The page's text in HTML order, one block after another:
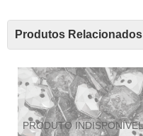
Produtos Relacionados